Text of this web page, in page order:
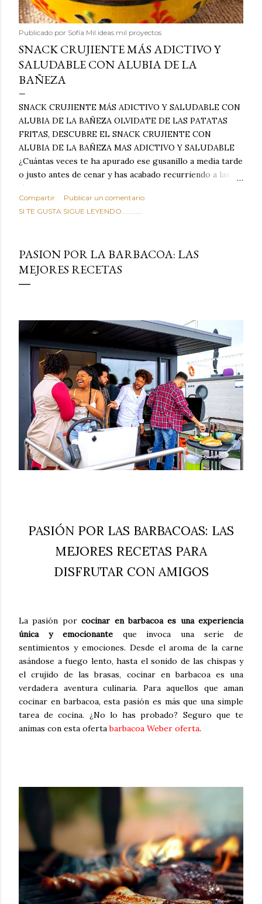
Publicado por Sofía Mil ideas mil proyectos
SNACK CRUJIENTE MÁS ADICTIVO Y
SALUDABLE CON ALUBIA DE LA
BAÑEZA
SNACK CRUJIENTE MÁS ADICTIVO Y SALUDABLE CON
ALUBIA DE LA BAÑEZA OLVIDATE DE LAS PATATAS
FRITAS, DESCUBRE EL SNACK CRUJIENTE CON
ALUBIA DE LA BAÑEZA MAS ADICTIVO Y SALUDABLE
¿Cuántas veces te ha apurado ese gusanillo a media tarde
o justo antes de cenar y has acabado recurriendo a las
típicas patatas de bolsa, frutos secos fritos o snacks
ultraprocesados llenos de grasas saturadas y sodio?
Todos hemos estado ahí. Sin embargo, cuidarse no tiene
satisface. Estas alubias crujientes al horno van a cambiar
por completo tu forma de ver las legumbres. Olvídate de
asociar las alubias únicamente a los guisos tradicionales y
humilde como la alubia de La Bañeza en un snack ligero,
dorado, cargado de proteína y 100% natural. Es el
sustituto perfecto a los frutos se...
Compartir
Publicar un comentario
SI TE GUSTA SIGUE LEYENDO............
PASION POR LA BARBACOA: LAS
MEJORES RECETAS
PASIÓN POR LAS BARBACOAS: LAS
MEJORES RECETAS PARA
DISFRUTAR CON AMIGOS
La pasión porcocinar en barbacoa es una experiencia
única y emocionanteque invoca una serie de
sentimientos y emociones. Desde el aroma de la carne
asándose a fuego lento, hasta el sonido de las chispas y
el crujido de las brasas, cocinar en barbacoa es una
verdadera aventura culinaria. Para aquellos que aman
cocinar en barbacoa, esta pasión es más que una simple
tarea de cocina. ¿No lo has probado? Seguro que te
animas con esta ofertabarbacoa Weber oferta.